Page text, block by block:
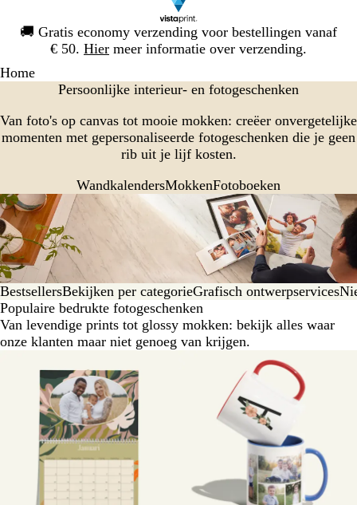
🚚 Gratis economy verzending voor bestellingen vanaf
€ 50. Hier meer informatie over verzending.
1
Home
Persoonlijke interieur- en fotogeschenken
Van foto's op canvas tot mooie mokken: creëer onvergetelijke
momenten met gepersonaliseerde fotogeschenken die je geen
rib uit je lijf kosten.
WandkalendersMokkenFotoboeken
BestsellersBekijken per categorieGrafisch ontwerpservices
Populaire bedrukte fotogeschenken
Van levendige prints tot glossy mokken: bekijk alles waar
onze klanten maar niet genoeg van krijgen.